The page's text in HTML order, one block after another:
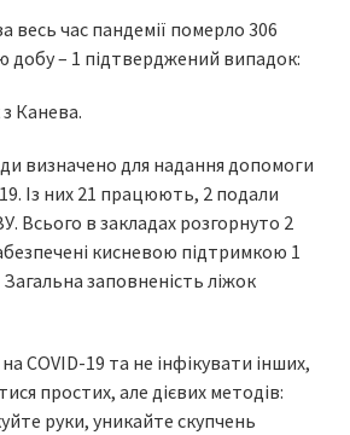
весь час пандемії померло 306
добу – 1 підтверджений випадок:
Канева.
визначено для надання допомоги
Із них 21 працюють, 2 подали
Всього в закладах розгорнуто 2
кисневою підтримкою 1
заповненість ліжок
COVID-19 та не інфікувати інших,
простих, але дієвих методів:
руки, уникайте скупчень